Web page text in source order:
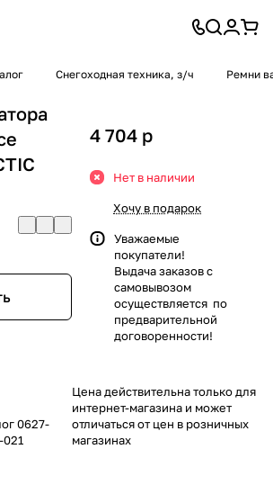
Снегоходная техника, з/ч Ремни
0627-
4 704 p
Нет в наличии
Хочу в подарок
Уважаемые
покупатели!
Выдача заказов с
самовывозом
осуществляется по
предварительной
договоренности!
Цена действительна только для
интернет-магазина и может
отличаться от цен в розничных
магазинах